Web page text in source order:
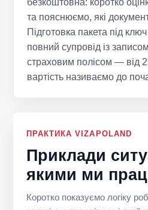
та пояснюємо, які
Підготовка пакета під
повний супровід із
страховим полісом — від
вартість називаємо до
ПРАКТИКА VIZAPOLAND
Приклади
якими ми
Коротко показуємо логіку